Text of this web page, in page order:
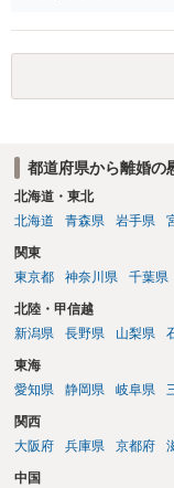
高いためです。 実務的
を進める選択を採らざ
都道府県から離婚の
北海道・東北
北海道
青森県 岩手県
関東
東京都
神奈川県 千葉県
北陸・甲信越
新潟県
長野県 山梨県
東海
愛知県
静岡県 岐阜県
関西
大阪府
兵庫県 京都府
中国